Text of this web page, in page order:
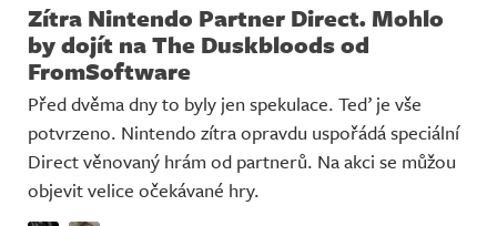
Zítra Nintendo Partner Direct. Mohlo
by dojít na The Duskbloods od
FromSoftware
Před dvěma dny to byly jen spekulace. Teď je vše
potvrzeno. Nintendo zítra opravdu uspořádá speciální
Direct věnovaný hrám od partnerů. Na akci se můžou
objevit velice očekávané hry.